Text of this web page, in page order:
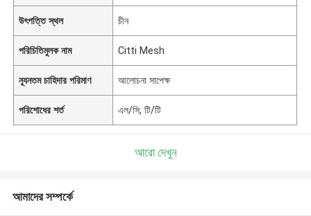
উৎপত্তি স্থল চীন
পরিচিতিমুলক নাম Citti Mesh
ন্যূনতম চাহিদার পরিমাণ আলোচনা সাপেক্ষ
পরিশোধের শর্ত এল/সি, টি/টি
আরো দেখুন
আমাদের সম্পর্কে